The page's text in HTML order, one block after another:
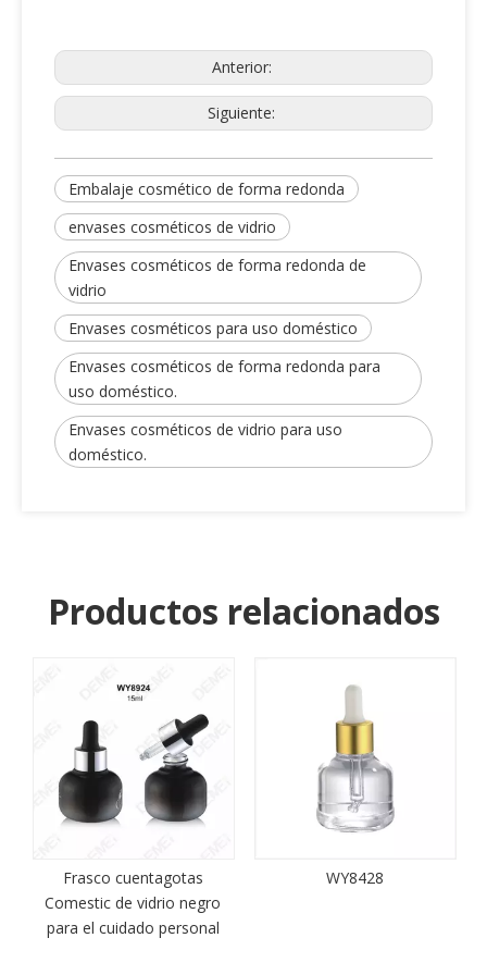
Anterior:
Siguiente:
Embalaje cosmético de forma redonda
envases cosméticos de vidrio
Envases cosméticos de forma redonda de
vidrio
Envases cosméticos para uso doméstico
Envases cosméticos de forma redonda para
uso doméstico.
Envases cosméticos de vidrio para uso
doméstico.
Productos relacionados
Frasco cuentagotas
Comestic de vidrio negro
para el cuidado personal
WY8428